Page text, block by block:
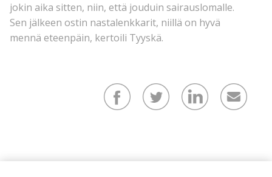
jokin aika sitten, niin, että jouduin sairauslomalle.
Sen jälkeen ostin nastalenkkarit, niillä on hyvä
mennä eteenpäin, kertoili Tyyskä.